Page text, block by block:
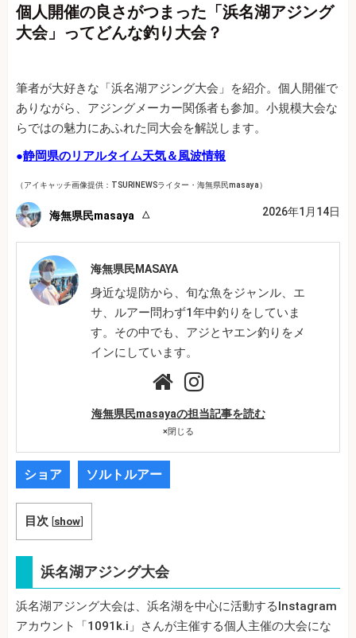
個人開催の良さがつまった「浜名湖アジング
大会」ってどんな釣り大会？
筆者が大好きな「浜名湖アジング大会」を紹介。個人開催で
ありながら、アジングメーカー関係者も参加。小規模大会な
らではの魅力にあふれた同大会を解説します。
●静岡県のリアルタイム天気＆風波情報
（アイキャッチ画像提供：TSURINEWSライター・海無県民masaya）
海無県民masaya 2026年1月14日
海無県民MASAYA
身近な堤防から、旬な魚をジャンル、エ
サ、ルアー問わず1年中釣りをしていま
す。その中でも、アジとヤエン釣りをメ
インにしています。
海無県民masayaの担当記事を読む
×閉じる
ショア ソルトルアー
目次 [show]
浜名湖アジング大会
浜名湖アジング大会は、浜名湖を中心に活動するInstagram
アカウント「1091k.i」さんが主催する個人主催の大会にな